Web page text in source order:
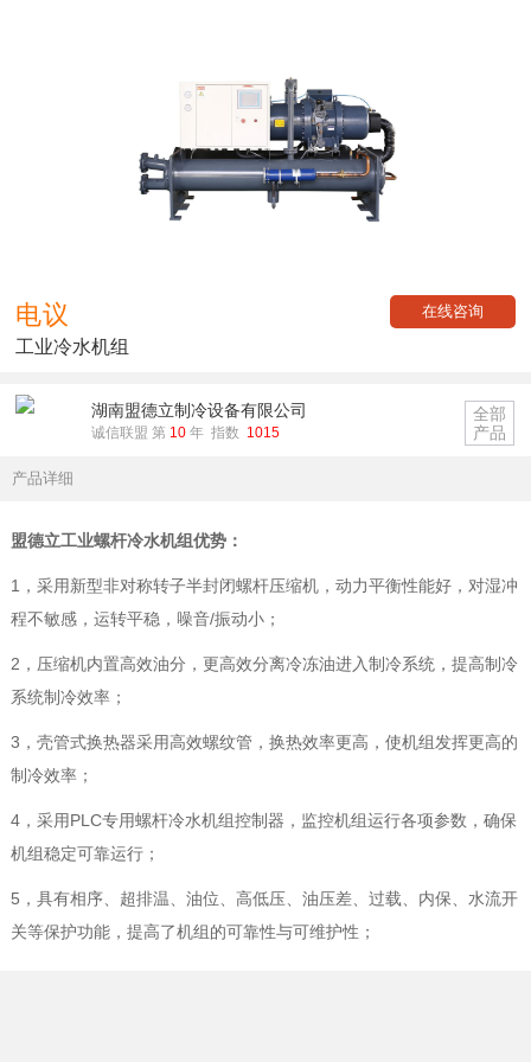
电议 在线咨询
工业冷水机组
湖南盟德立制冷设备有限公司
诚信联盟 第 10 年 指数 1015
全部
产品
产品详细
盟德立工业螺杆冷水机组优势：
1 ， 采用新型非对称转子半封闭螺杆压缩机， 动力平衡性能好， 对湿冲
程不敏感， 运转平稳， 噪音/振动小；
2 ，压缩机内置高效油分，更高效分离冷冻油进入制冷系统，提高制冷
系统制冷效率；
3 ，壳管式换热器采用高效螺纹管，换热效率更高，使机组发挥更高的
制冷效率；
4，采用PLC专用螺杆冷水机组控制器，监控机组运行各项参数，确保
机组稳定可靠运行；
5 ， 具有相序、超排温、油位、高低压、油压差、过载、内保、水流开
关等保护功能，提高了机组的可靠性与可维护性；